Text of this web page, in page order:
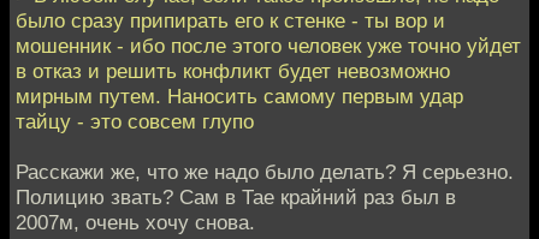
было сразу припирать его к стенке - ты вор и
мошенник - ибо после этого человек уже точно уйдет
в отказ и решить конфликт будет невозможно
мирным путем. Наносить самому первым удар
тайцу - это совсем глупо
Расскажи же, что же надо было делать? Я серьезно.
Полицию звать? Сам в Тае крайний раз был в
2007м, очень хочу снова.